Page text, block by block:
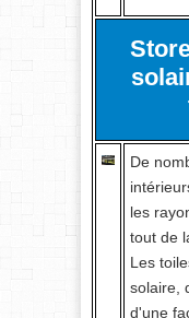
De
les
tout de
Les
solaire,
d'une